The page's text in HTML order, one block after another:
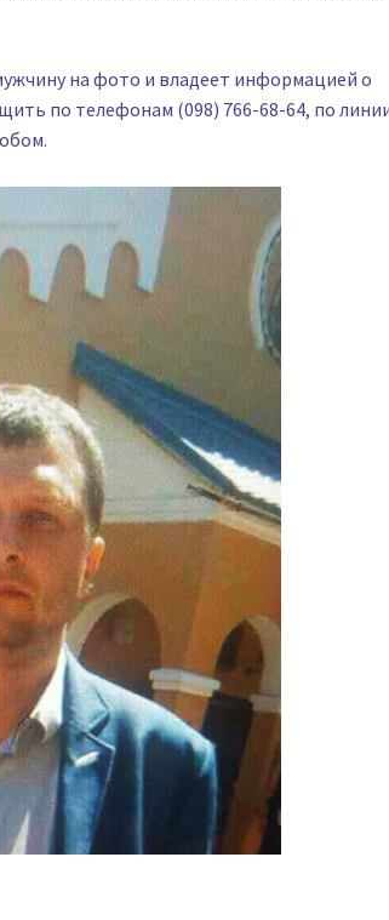
на фото и владеет информацией о
по телефонам (098) 766-68-64, по